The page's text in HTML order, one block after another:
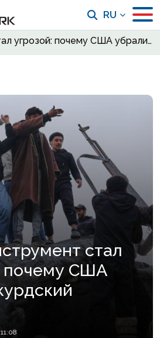
RU
Когда инструмент стал угрозой: почему США убрали курдский фактор?
стал
почему США